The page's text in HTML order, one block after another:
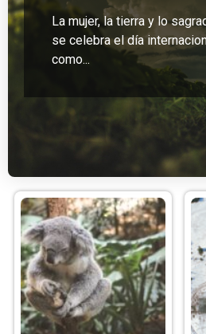
La mujer, la tierra y lo
se celebra el día
como...